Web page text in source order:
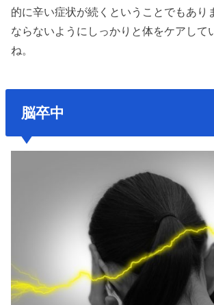
的に辛い症状が続くということでもあり
ならないようにしっかりと体をケアして
ね。
脳卒中